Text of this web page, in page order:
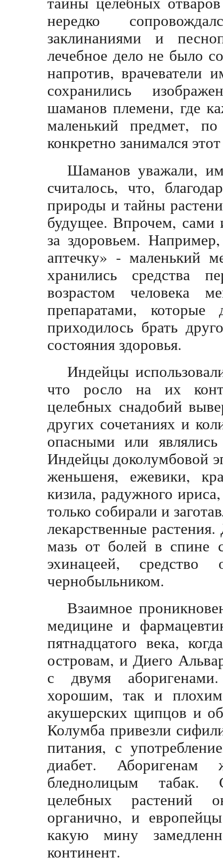
нередко
заклинаниями и
лечебное дело не было
напротив, врачеватели
сохранились
шаманов племени, где
маленький предмет,
конкретно занимался
Шаманов уважали,
считалось, что,
природы и тайны
будущее. Впрочем, сами
за здоровьем.
аптечку» - маленький
хранились
возрастом человека
препаратами,
приходилось брать
состояния здоровья.
Индейцы
что росло на их
целебных снадобий
других сочетаниях и
опасными или
Индейцы доколумбовой
женьшеня, ежевики,
кизила, радужного
только собирали и
лекарственные
мазь от болей в спине
эхинацеей,
чернобыльником.
Взаимное
медицине и
пятнадцатого века,
островам, и Диего
с двумя
хорошим, так и
акушерских щипцов и
Колумба привезли
питания, с
диабет. Аборигенам
бледнолицым табак.
целебных растений
органично, и
какую мину
континент.